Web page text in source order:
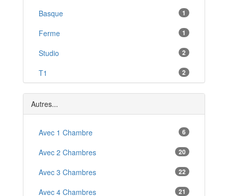
Solesmes *
Mouvaux *
Aniche *
Lambersart *
Maubeuge *
Basque 1
Ferme 1
Studio 2
T1 2
T2 3
T3 15
T4 20
T5 21
T6 14
T7 7
Autres...
Avec 1 Chambre 6
Avec 2 Chambres 20
Avec 3 Chambres 22
Avec 4 Chambres 21